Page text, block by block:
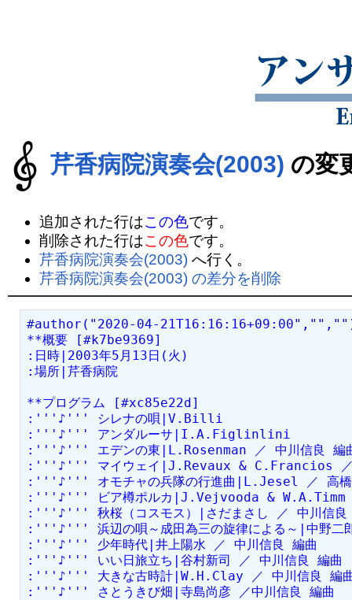
芹香病院演奏会(2003) の変
追加された行はこの色です。
削除された行はこの色です。
芹香病院演奏会(2003)へ行く。
芹香病院演奏会(2003) の差分を削除
#author("2020-04-
**概要 [#k7be9369]
:日時|2003年5月13日(火)
:場所|芹香病院
**プログラム [#xc85e22d]
:'''♪''' シレナの唄|V.Billi
:'''♪''' アンダルーサ|I.A.Figlinlini
:'''♪''' エデンの東|L.Rosenman ／ 中川信良 編
:'''♪''' マイウェイ|J.Revaux & C.Francios ／
:'''♪''' オモチャの兵隊の行進曲|L.Jesel ／ 高橋
:'''♪''' ビア樽ポルカ|J.Vejvooda & W.A.Timm
:'''♪''' 秋桜（コスモス）|さだまさし ／ 中川信良
:'''♪''' 浜辺の唄～成田為三の旋律による～|中野二
:'''♪''' 少年時代|井上陽水 ／ 中川信良 編曲
:'''♪''' いい日旅立ち|谷村新司 ／ 中川信良 編曲
:'''♪''' 大きな古時計|W.H.Clay ／ 中川信良 編
:'''♪''' さとうきび畑|寺島尚彦 ／中川信良 編曲